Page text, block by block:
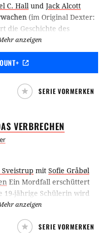
C. Hall und Jack Alcott
(im Original Dexter:
die Geschichte des
den Ereignissen der
Blood bei Paramount+ fort.
erneut als Dexter
er aus dem Koma
ihn in New York City ein
anzeigen
SERIE VORMERKEN
VERBRECHEN
Sveistrup mit Sofie Gråbøl
Ein Mordfall erschüttert
19-jährige Schülerin wird
sie wurde
Im Mittelpunkt
Kommissarin Sarah
anzeigen
SERIE VORMERKEN